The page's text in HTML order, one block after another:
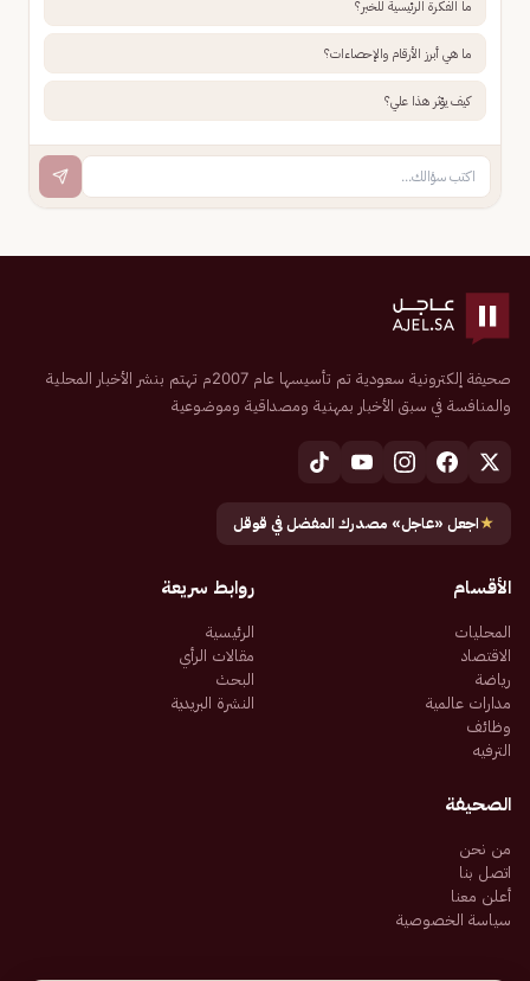
ما الفكرة الرئيسية للخبر؟
ما هي أبرز الأرقام والإحصاءات؟
كيف يؤثر هذا علي؟
صحيفة إلكترونية سعودية تم تأسيسها عام 2007م تهتم بنشر الأخبار المحلية
والمنافسة في سبق الأخبار بمهنية ومصداقية وموضوعية
★اجعل «عاجل» مصدرك المفضل في قوقل
الأقسام
المحليات
الاقتصاد
رياضة
مدارات عالمية
وظائف
الترفيه
روابط سريعة
الرئيسية
مقالات الرأي
البحث
النشرة البريدية
الصحيفة
من نحن
اتصل بنا
أعلن معنا
سياسة الخصوصية